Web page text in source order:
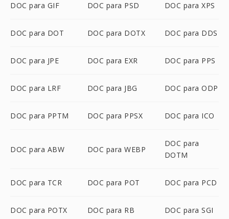
DOC para GIF DOC para PSD DOC para XPS
DOC para DOT DOC para DOTX DOC para DDS
DOC para JPE DOC para EXR DOC para PPS
DOC para LRF DOC para JBG DOC para ODP
DOC para PPTM DOC para PPSX DOC para ICO
DOC para ABW DOC para WEBP
DOC para
DOTM
DOC para TCR DOC para POT DOC para PCD
DOC para POTX DOC para RB DOC para SGI